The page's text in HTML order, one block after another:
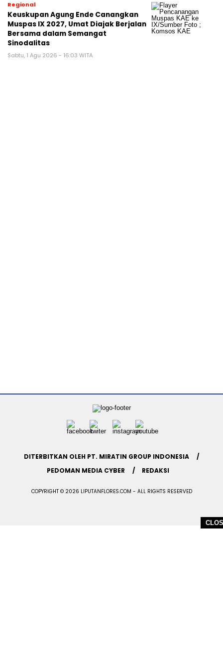
Regional
Keuskupan Agung Ende Canangkan
Muspas IX 2027, Umat Diajak Berjalan
Bersama dalam Semangat
Sinodalitas
Sabtu, 1 Agu 2026 - 16:03 WITA
DITERBITKAN OLEH PT. MIRATIN GROUP INDONESIA
PEDOMAN MEDIA CYBER
REDAKSI
COPYRIGHT © 2026 LIPUTANFLORES.COM - ALL RIGHTS RESERVED